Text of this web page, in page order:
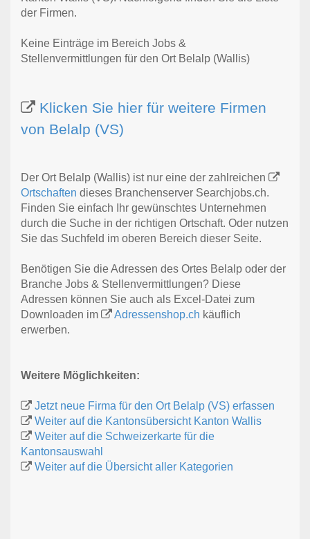
der Firmen.
Keine Einträge im Bereich Jobs &
Stellenvermittlungen für den Ort Belalp (Wallis)
Klicken Sie hier für weitere Firmen
von Belalp (VS)
Der Ort Belalp (Wallis) ist nur eine der zahlreichen
Ortschaften dieses Branchenserver Searchjobs.ch.
Finden Sie einfach Ihr gewünschtes Unternehmen
durch die Suche in der richtigen Ortschaft. Oder nutzen
Sie das Suchfeld im oberen Bereich dieser Seite.
Benötigen Sie die Adressen des Ortes Belalp oder der
Branche Jobs & Stellenvermittlungen? Diese
Adressen können Sie auch als Excel-Datei zum
Downloaden im
Adressenshop.ch käuflich
erwerben.
Weitere Möglichkeiten:
Jetzt neue Firma für den Ort Belalp (VS) erfassen
Weiter auf die Kantonsübersicht Kanton Wallis
Weiter auf die Schweizerkarte für die
Kantonsauswahl
Weiter auf die Übersicht aller Kategorien